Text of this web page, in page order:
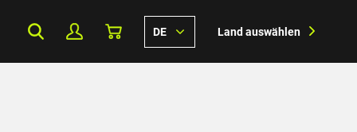
DE Land auswählen